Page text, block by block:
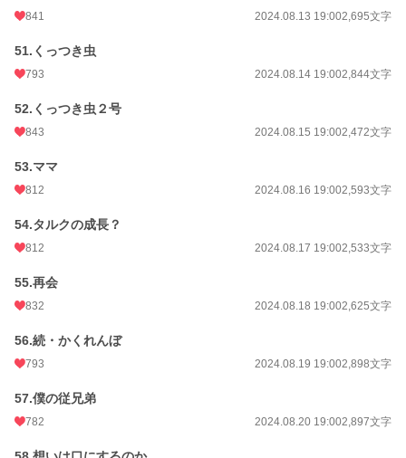
841 2024.08.13 19:002,695文字
51.くっつき虫
793 2024.08.14 19:002,844文字
52.くっつき虫２号
843 2024.08.15 19:002,472文字
53.ママ
812 2024.08.16 19:002,593文字
54.タルクの成長？
812 2024.08.17 19:002,533文字
55.再会
832 2024.08.18 19:002,625文字
56.続・かくれんぼ
793 2024.08.19 19:002,898文字
57.僕の従兄弟
782 2024.08.20 19:002,897文字